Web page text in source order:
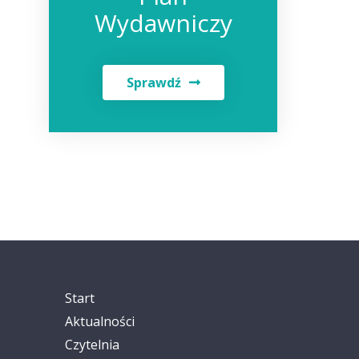
Wydawniczy
Sprawdź
Start
Aktualności
Czytelnia